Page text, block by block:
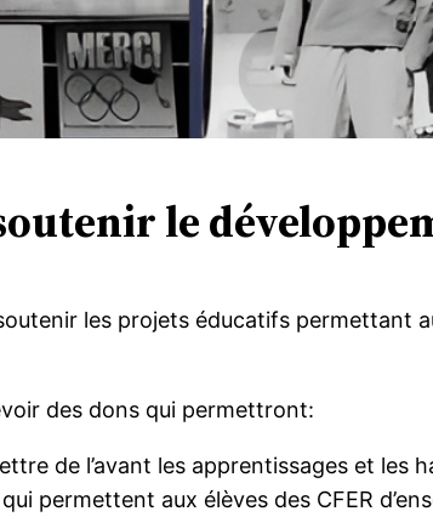
le
les projets éducatifs permettant
des dons qui permettront:
de l’avant les apprentissages et les
permettent aux élèves des CFER